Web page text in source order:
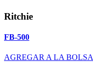
Ritchie
FB-500
AGREGAR A LA BOLSA